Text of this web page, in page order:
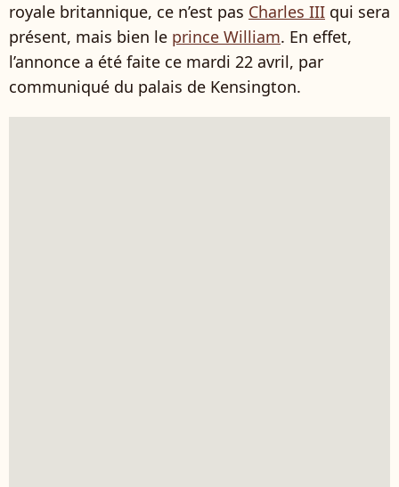
royale britannique, ce n’est pas Charles III qui sera
présent, mais bien le prince William. En effet,
l’annonce a été faite ce mardi 22 avril, par
communiqué du palais de Kensington.